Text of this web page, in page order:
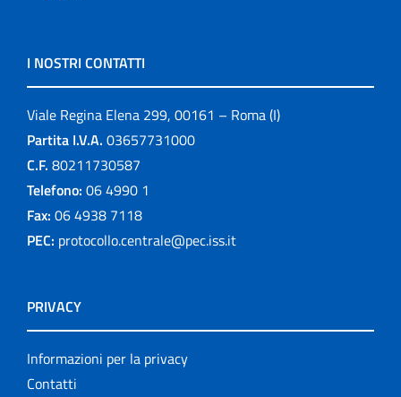
I NOSTRI CONTATTI
Viale Regina Elena 299, 00161 – Roma (I)
Partita I.V.A. 03657731000
C.F. 80211730587
Telefono: 06 4990 1
Fax: 06 4938 7118
PEC: protocollo.centrale@pec.iss.it
PRIVACY
Informazioni per la privacy
Contatti